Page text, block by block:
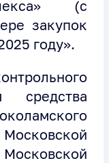
(с
закупок
году».
средства